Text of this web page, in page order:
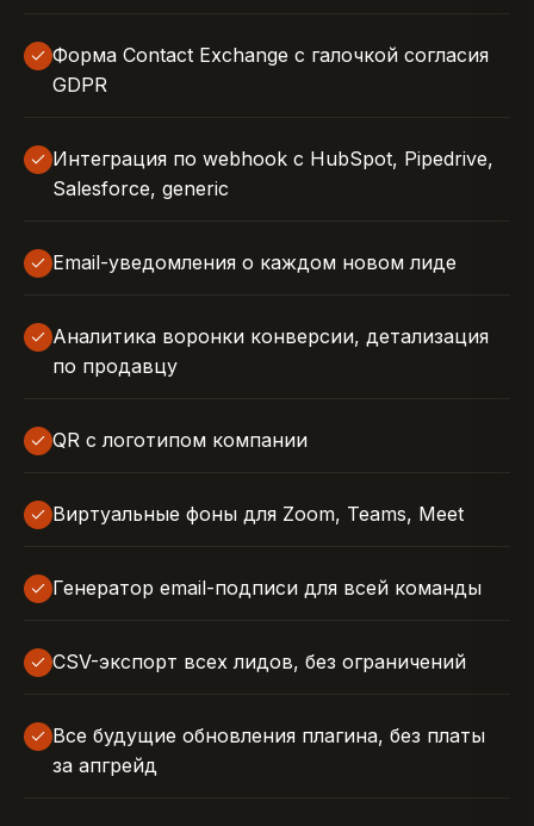
Форма Contact Exchange с галочкой согласия
GDPR
Интеграция по webhook с HubSpot, Pipedrive,
Salesforce, generic
Email-уведомления о каждом новом лиде
Аналитика воронки конверсии, детализация
по продавцу
QR с логотипом компании
Виртуальные фоны для Zoom, Teams, Meet
Генератор email-подписи для всей команды
CSV-экспорт всех лидов, без ограничений
Все будущие обновления плагина, без платы
за апгрейд